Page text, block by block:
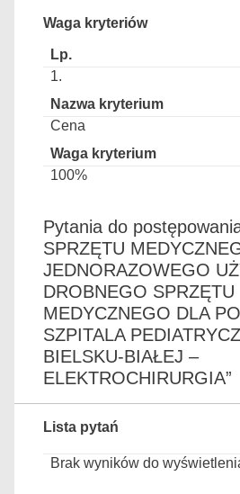
Waga kryteriów
1.
Cena
100%
Pytania do
SPRZĘTU
JEDNORAZOWEGO
DROBNEGO SPRZĘTU
MEDYCZNEGO DLA
SZPITALA
BIELSKU-BIAŁEJ –
ELEKTROCHIRURGIA”
Lista pytań
Brak wyników do